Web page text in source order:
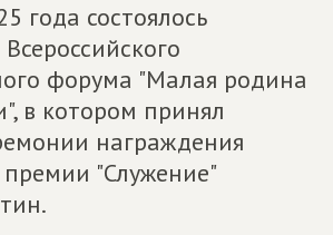
года состоялось
форума "Малая родина
в котором принял
награждения
"Служение"